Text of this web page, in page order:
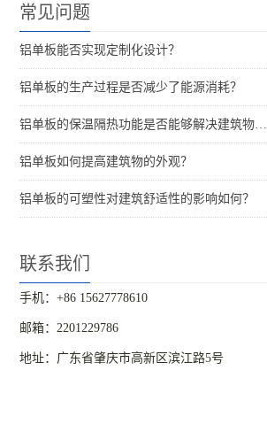
常见问题
铝单板能否实现定制化设计？
铝单板的生产过程是否减少了能源消耗？
铝单板的保温隔热功能是否能够解决建筑物的结构问题？
铝单板如何提高建筑物的外观？
铝单板的可塑性对建筑舒适性的影响如何？
联系我们
手机：+86 15627778610
邮箱：2201229786
地址：广东省肇庆市高新区滨江路5号